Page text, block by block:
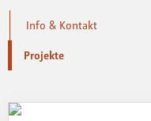
Info & Kontakt
Projekte